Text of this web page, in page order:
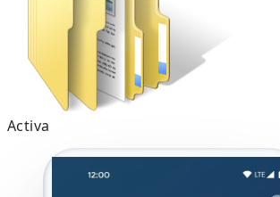
Activa